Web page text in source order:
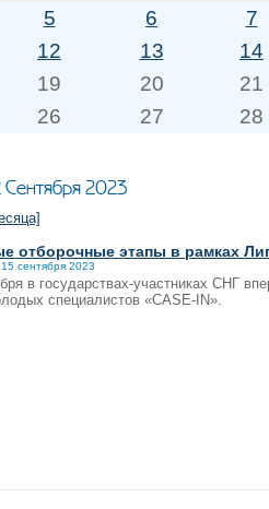
5 6 7
12 13 14
19 20 21
26 27 28
Сентября 2023
отборочные этапы в рамках
сентября 2023
в государствах-участниках СНГ
специалистов «CASE-IN».